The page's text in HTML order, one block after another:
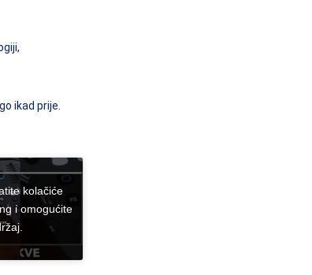
ikad prije.
kolačiće
i omogućite